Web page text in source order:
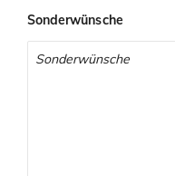
Sonderwünsche